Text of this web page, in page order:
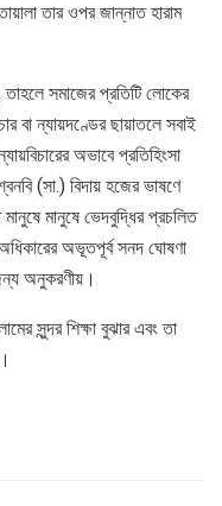
তার ওপর জান্নাত হারাম
তাহলে সমাজের প্রতিটি লোকের
বা ন্যায়দণ্ডের ছায়াতলে সবাই
অভাবে প্রতিহিংসা
(সা.) বিদায় হজের ভাষণে
মানুষে ভেদবুদ্ধির প্রচলিত
অভূতপূর্ব সনদ ঘোষণা
অনুকরণীয়।
সুন্দর শিক্ষা বুঝার এবং তা